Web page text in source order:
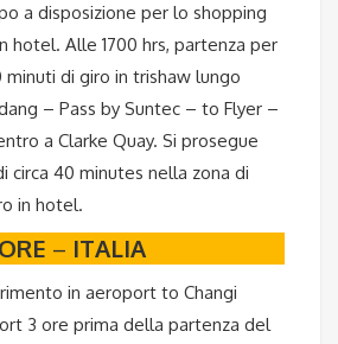
a disposizione per lo shopping
hotel. Alle 1700 hrs, partenza per
minuti di giro in trishaw lungo
– Pass by Suntec – to Flyer –
a Clarke Quay. Si prosegue
circa 40 minutes nella zona di
in hotel.
– ITALIA
in aeroport to Changi
3 ore prima della partenza del